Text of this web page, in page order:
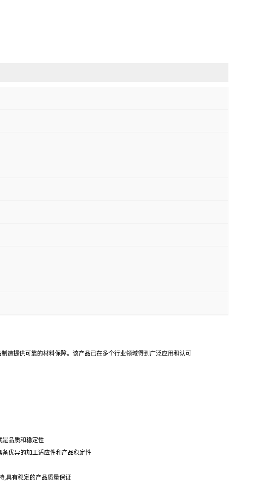
造提供可靠的材料保障。该产品已在多个行业领域得到广泛应用和认可
是品质和稳定性
优异的加工适应性和产品稳定性
,具有稳定的产品质量保证